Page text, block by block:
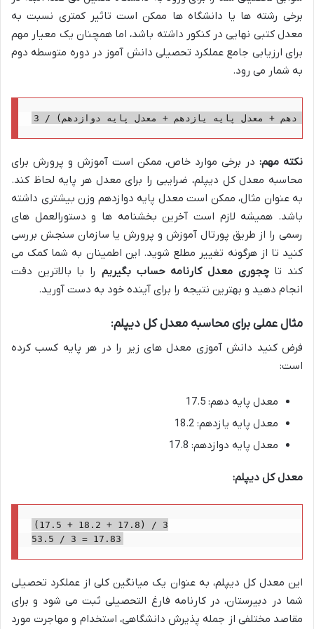
برخی رشته ها یا دانشگاه ها ممکن است تاثیر کمتری نسبت به
معدل کتبی نهایی در کنکور داشته باشد، اما همچنان یک معیار مهم
برای ارزیابی جامع عملکرد تحصیلی دانش آموز در دوره متوسطه دوم
به شمار می رود.
دهم + معدل پایه یازدهم + معدل پایه دوازدهم) / 3
نکته مهم:در برخی موارد خاص، ممکن است آموزش و پرورش برای
محاسبه معدل کل دیپلم، ضرایبی را برای معدل هر پایه لحاظ کند.
به عنوان مثال، ممکن است معدل پایه دوازدهم وزن بیشتری داشته
باشد. همیشه لازم است آخرین بخشنامه ها و دستورالعمل های
رسمی را از طریق پورتال آموزش و پرورش یا سازمان سنجش بررسی
کنید تا از هرگونه تغییر مطلع شوید. این اطمینان به شما کمک می
کند تاچجوری معدل کارنامه حساب بگیریم را با بالاترین دقت
انجام دهید و بهترین نتیجه را برای آینده خود به دست آورید.
مثال عملی برای محاسبه معدل کل دیپلم:
فرض کنید دانش آموزی معدل های زیر را در هر پایه کسب کرده
است:
معدل پایه دهم: 17.5
معدل پایه یازدهم: 18.2
معدل پایه دوازدهم: 17.8
معدل کل دیپلم:
(17.5 + 18.2 + 17.8) / 3
53.5 / 3 = 17.83
این معدل کل دیپلم، به عنوان یک میانگین کلی از عملکرد تحصیلی
شما در دبیرستان، در کارنامه فارغ التحصیلی ثبت می شود و برای
مقاصد مختلفی از جمله پذیرش دانشگاهی، استخدام و مهاجرت مورد